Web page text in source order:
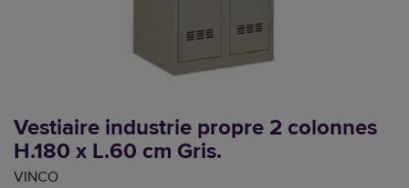
Vestiaire industrie propre 2 colonnes
H.180 x L.60 cm Gris.
VINCO